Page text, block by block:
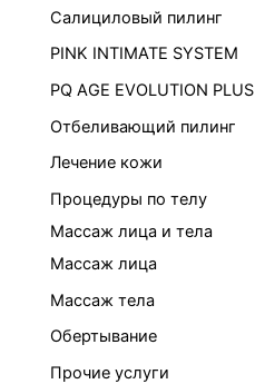
Салициловый пилинг
PINK INTIMATE SYSTEM
PQ AGE EVOLUTION PLUS
Отбеливающий пилинг
Лечение кожи
Процедуры по телу
Массаж лица и тела
Массаж лица
Массаж тела
Обертывание
Прочие услуги